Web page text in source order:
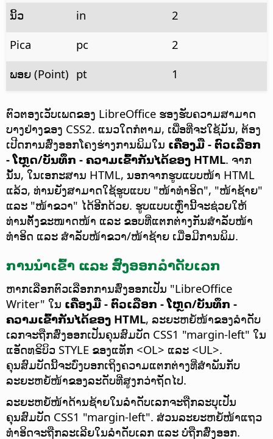
ນິ້ວ
in
2
Pica
pc
2
ພອຍ (Point) pt 1
ຕົວຕອງເວັບເພດຂອງ LibreOffice ຮອງຮັບຄວາມສາມາດ
ບາງຢ່າງຂອງ CSS2. ແນວໃດກໍຕາມ, ເພື່ອທີ່ຈະໃຊ້ມັນ, ຕ້ອງ
ເປີດການສົ່ງອອກໂຄງຮ່າງການພິມໃນ ເຄື່ອງມື - ຕົວເລືອກ
- ໂຫຼດ/ບັນທຶກ - ຄວາມເຂົ້າກັນໄດ້ຂອງ HTML. ຈາກ
ນັ້ນ, ໃນເອກະສານ HTML, ນອກຈາກຮູບແບບໜ້າ HTML
ແລ້ວ, ທ່ານຍັງສາມາດໃຊ້ຮູບແບບ "ໜ້າທຳອິດ", "ໜ້າຊ້າຍ"
ແລະ "ໜ້າຂວາ" ໄດ້ອີກດ້ວຍ. ຮູບແບບເຫຼົ່ານີ້ຈະຊ່ວຍໃຫ້
ທ່ານຕັ້ງຂະໜາດໜ້າ ແລະ ຂອບທີ່ແຕກຕ່າງກັນສຳລັບໜ້າ
ທຳອິດ ແລະ ສຳລັບໜ້າຂວາ/ໜ້າຊ້າຍ ເມື່ອມີການພິມ.
ການນຳເຂົ້າ ແລະ ສົ່ງອອກລຳດັບເລກ
ຫາກເລືອກຕົວເລືອກການສົ່ງອອກເປັນ "LibreOffice
Writer" ໃນ ເຄື່ອງມື - ຕົວເລືອກ - ໂຫຼດ/ບັນທຶກ -
ຄວາມເຂົ້າກັນໄດ້ຂອງ HTML, ລະຍະຫຍໍ້ໜ້າຂອງລຳດັບ
ເລກຈະຖືກສົ່ງອອກເປັນຄຸນສົມບັດ CSS1 "margin-left" ໃນ
ແອັດທຣິບິວ STYLE ຂອງແທັກ <OL> ແລະ <UL>.
ຄຸນສົມບັດນີ້ຈະບົ່ງບອກເຖິງຄວາມແຕກຕ່າງທີ່ສຳພັນກັບ
ລະຍະຫຍໍ້ໜ້າຂອງລະດັບທີ່ສູງກວ່າຖັດໄປ.
ລະຍະຫຍໍ້ໜ້າດ້ານຊ້າຍໃນລຳດັບເລກຈະຖືກລະບຸເປັນ
ຄຸນສົມບັດ CSS1 "margin-left". ສ່ວນລະຍະຫຍໍ້ໜ້າແຖວ
ທຳອິດຈະຖືກລະເລີຍໃນລຳດັບເລກ ແລະ ບໍ່ຖືກສົ່ງອອກ.